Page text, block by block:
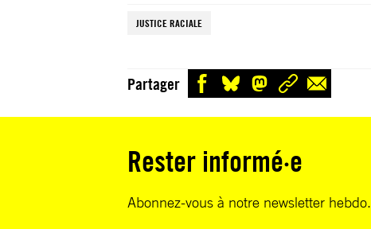
JUSTICE RACIALE
Partager
Rester informé·e
Abonnez-vous à notre newsletter hebdo.